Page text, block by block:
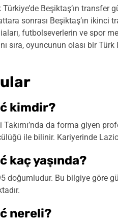
Beşiktaş’ın transfer
sonrası Beşiktaş’ın ikinci
futbolseverlerin ve spor
sıra, oyuncunun olası bir
kimdir?
da forma giyen
ile bilinir. Kariyerinde
kaç yaşında?
doğumludur. Bu bilgiye göre
nereli?